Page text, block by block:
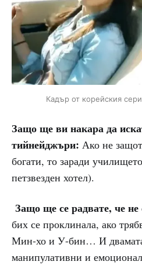
Кадър от корейския
Защо ще ви накара да
тийнейджъри: Ако не
богати, то заради
петзвезден хотел).
Защо ще се радвате, че не
бих се проклинала, ако
Мин-хо и У-бин… И
манипулативни и